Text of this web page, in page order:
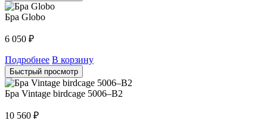
Бра Globo
6 050 ₽
Подробнее В корзину
Быстрый просмотр
Бра Vintage birdcage 5006–B2
10 560 ₽